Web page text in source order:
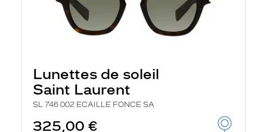
Lunettes de soleil
Saint Laurent
SL 746 002 ECAILLE FONCE SA
325,00 €